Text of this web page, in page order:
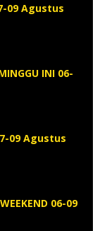
09 Agustus
INI 06-
09 Agustus
06-09